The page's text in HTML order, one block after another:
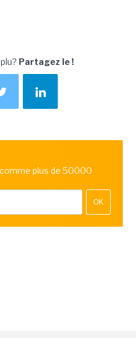
Partagez le !
plus de 50000
OK